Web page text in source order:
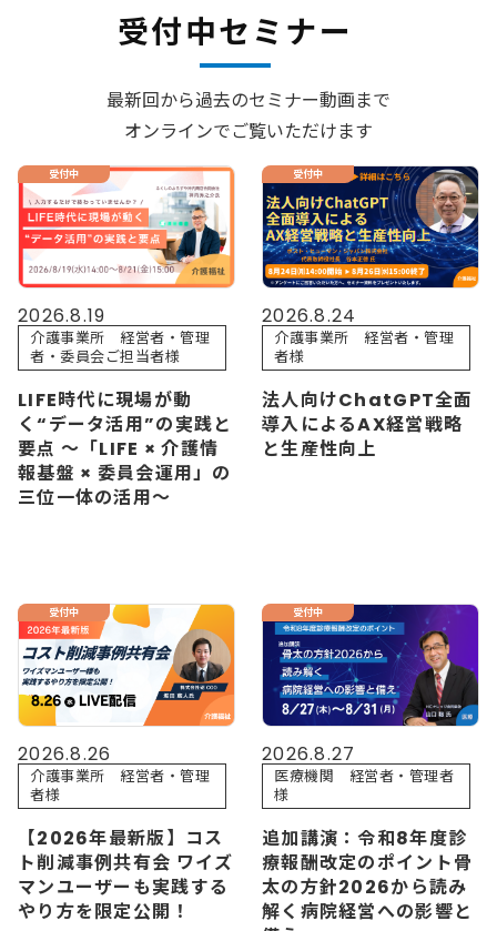
受付中セミナー
最新回から過去のセミナー動画まで
オンラインでご覧いただけます
受付中
2026.8.19
介護事業所 経営者・管理
者・委員会ご担当者様
LIFE時代に現場が動
く“データ活用”の実践と
要点 〜「LIFE × 介護情
報基盤 × 委員会運用」の
三位一体の活用〜
受付中
2026.8.24
介護事業所 経営者・管理
者様
法人向けChatGPT全面
導入によるAX経営戦略
と生産性向上
受付中
2026.8.26
介護事業所 経営者・管理
者様
【2026年最新版】コス
ト削減事例共有会 ワイズ
マンユーザーも実践する
やり方を限定公開！
受付中
2026.8.27
医療機関 経営者・管理者
様
追加講演：令和8年度診
療報酬改定のポイント骨
太の方針2026から読み
解く病院経営への影響と